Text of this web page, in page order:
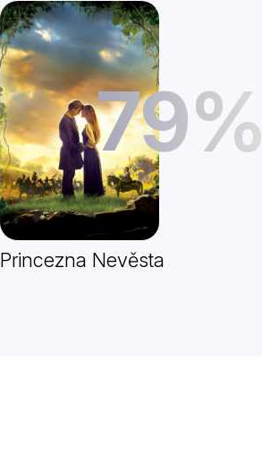
79%
Princezna Nevěsta